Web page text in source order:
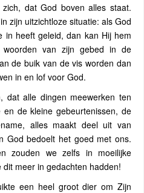
dat God boven alles staat.
zijn uitzichtloze situatie: als God
in heeft geleid, dan kan Hij hem
van zijn gebed in de
de buik van de vis worden dan
in en lof voor God.
dat alle dingen meewerken ten
de kleine gebeurtenissen, de
alles maakt deel uit van
God bedoelt het goed met ons.
zouden we zelfs in moeilijke
meer in gedachten hadden!
een heel groot dier om Zijn